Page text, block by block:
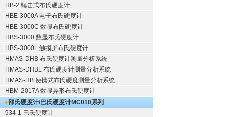
HB-2 锤击式布氏硬度计
HBE-3000A 电子布氏硬度计
HBE-3000C 数显布氏硬度计
HBS-3000 数显布氏硬度计
HBS-3000L 触摸屏布氏硬度计
HMAS-DHB 布氏硬度计测量分析系统
HMAS-DHBL 布氏硬度计测量分析系统
HMAS-HB 便携式布氏硬度测量分析系统
HBM-2017A 数显异形布氏硬度计
邵氏硬度计/巴氏硬度计MC010系列
934-1 巴氏硬度计